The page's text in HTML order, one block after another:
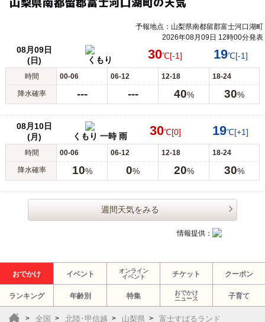
予報地点：山梨県南都留郡富士河口湖町
2026年08月09日 12時00分発表
08月09日
(日)
くもり 30℃[-1] 19℃[-1]
時間 00-06 06-12 12-18 18-24
降水確率 --- --- 40% 30%
08月10日
(月)
くもり 一時 雨 30℃[0] 19℃[+1]
時間 00-06 06-12 12-18 18-24
降水確率 10% 0% 20% 30%
週間天気をみる
情報提供：
おでかけ イベント
オンライン
イベント
チケット クーポン
ランキング 年齢別 特集
おでかけ
ニュース
子育て
全国 北陸･甲信越 山梨県 富士すばるランド